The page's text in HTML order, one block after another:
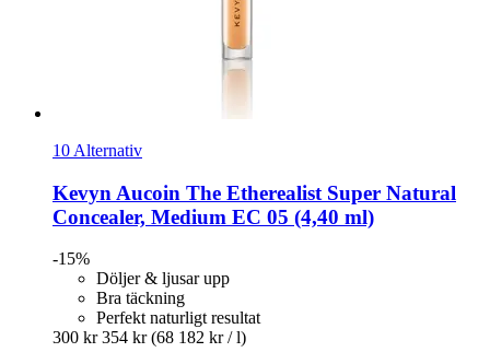
10 Alternativ
Kevyn Aucoin The Etherealist Super Natural
Concealer, Medium EC 05 (4,40 ml)
-15%
Döljer & ljusar upp
Bra täckning
Perfekt naturligt resultat
300 kr 354 kr (68 182 kr / l)